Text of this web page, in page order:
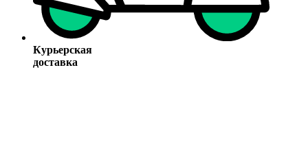
Курьерская
доставка